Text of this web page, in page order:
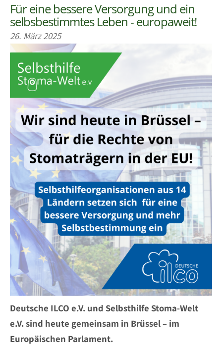
Für eine bessere Versorgung und ein
selbsbestimmtes Leben - europaweit!
26. März 2025
Deutsche ILCO e.V. und Selbsthilfe Stoma-Welt
e.V. sind heute gemeinsam in Brüssel – im
Europäischen Parlament.